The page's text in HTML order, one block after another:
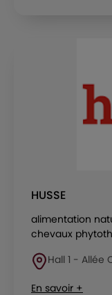
HUSSE
alimentation
chevaux
Hall 1 - Allée
En savoir +